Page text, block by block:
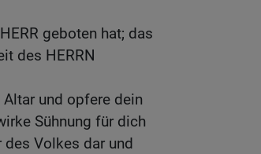
geboten hat; das
des HERRN
und opfere dein
Sühnung für dich
des Volkes dar und